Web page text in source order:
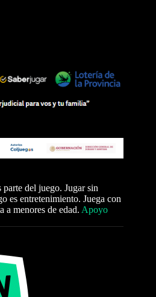
parte del juego. Jugar sin
es entretenimiento. Juega con
a menores de edad. Apoyo